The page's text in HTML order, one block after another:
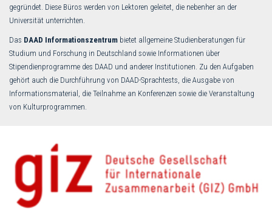
gegründet. Diese Büros werden von Lektoren geleitet, die nebenher an der
Universität unterrichten.
Das DAAD Informationszentrum bietet allgemeine Studienberatungen für
Studium und Forschung in Deutschland sowie Informationen über
Stipendienprogramme des DAAD und anderer Institutionen. Zu den Aufgaben
gehört auch die Durchführung von DAAD-Sprachtests, die Ausgabe von
Informationsmaterial, die Teilnahme an Konferenzen sowie die Veranstaltung
von Kulturprogrammen.